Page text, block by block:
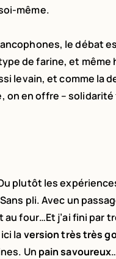
même.
le débat
de farine, et
levain, et comme la
en offre – solidarité
plutôt les
pli. Avec un
four…Et j’ai fini par
laversion très très
Un pain savoureux